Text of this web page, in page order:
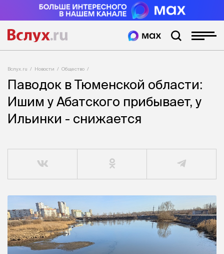
Вслух.ru Новости Общество
Паводок в Тюменской области:
Ишим у Абатского прибывает, у
Ильинки - снижается